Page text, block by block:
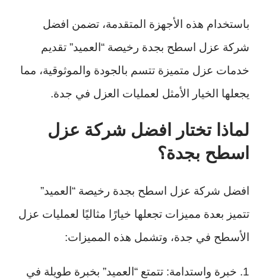
باستخدام هذه الأجهزة المتقدمة، تضمن افضل
شركة عزل اسطح بجدة رخيصة “العميد” تقديم
خدمات عزل متميزة تتسم بالجودة والموثوقية، مما
يجعلها الخيار الأمثل لعمليات العزل في جدة.
لماذا تختار افضل شركة عزل
اسطح بجدة؟
افضل شركة عزل اسطح بجدة رخيصة “العميد”
تتميز بعدة مميزات تجعلها خيارًا مثاليًا لعمليات عزل
الأسطح في جدة، وتشمل هذه المميزات:
1. خبرة واستدامة: تتمتع “العميد” بخبرة طويلة في